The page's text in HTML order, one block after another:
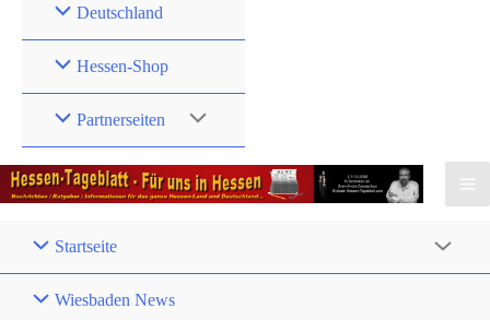
Deutschland
Hessen-Shop
Partnerseiten
Startseite
Wiesbaden News